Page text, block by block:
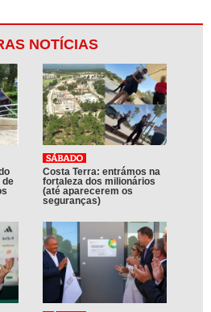
NOTÍCIAS
de
Costa Terra: entrámos na
fortaleza dos milionários
(até aparecerem os
seguranças)